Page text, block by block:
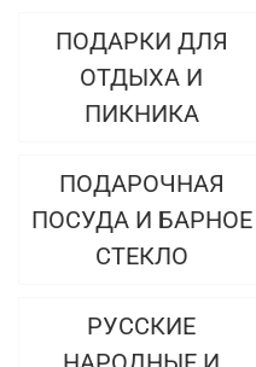
ПОДАРКИ ДЛЯ
ОТДЫХА И
ПИКНИКА
ПОДАРОЧНАЯ
ПОСУДА И БАРНОЕ
СТЕКЛО
РУССКИЕ